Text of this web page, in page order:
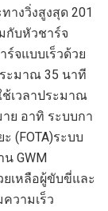
างวิ่งสูงสุด 201
กับหัวชาร์จ
ร์จแบบเร็วด้วย
ระมาณ 35 นาที
ช้เวลาประมาณ
ย อาทิ ระบบกา
(FOTA)ระบบ
GWM
เหลือผู้ขับขี่และ
วามเร็ว